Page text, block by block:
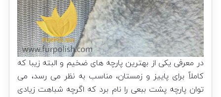
در معرفی یکی از بهترین پارچه های ضخیم و البته زیبا که
کاملاً برای پاییز و زمستان، مناسب به نظر می رسد، می
توان پارچه پشت ببعی را نام برد که اگرچه شباهت زیادی